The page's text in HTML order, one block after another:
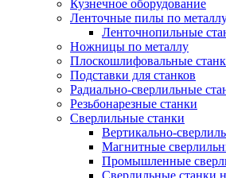
Кузнечное оборудование
Ленточные пилы по
Ленточнопильные
Ножницы по металлу
Плоскошлифовальные
Подставки для станков
Радиально-сверлильные
Резьбонарезные станки
Сверлильные станки
Вертикально-
Магнитные
Промышленные
Сверлильные станки